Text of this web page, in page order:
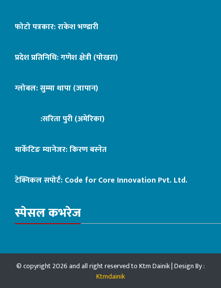
फोटो पत्रकार: राकेश भण्डारी
प्रदेश प्रतिनिधि: गणेश क्षेत्री (पोखरा)
ग्लोबल: सुम्मा थापा (जापान)
:सरिता पुरी (अमेरिका)
मार्केटिङ म्यानेजर: किरण बस्नेत
टेक्निकल सपोर्ट:Code for Core Innovation Pvt. Ltd.
स्पेसल कभरेज
© copyright 2026 and all right reserved to Ktm Dainik | Design By :
Ktmdainik